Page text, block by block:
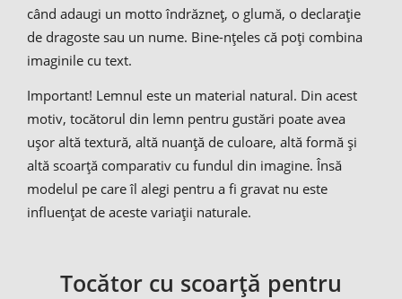
când adaugi un motto îndrăzneț, o glumă, o declarație
de dragoste sau un nume. Bine-nțeles că poți combina
imaginile cu text.
Important! Lemnul este un material natural. Din acest
motiv, tocătorul din lemn pentru gustări poate avea
ușor altă textură, altă nuanță de culoare, altă formă și
altă scoarță comparativ cu fundul din imagine. Însă
modelul pe care îl alegi pentru a fi gravat nu este
influențat de aceste variații naturale.
Tocător cu scoarță pentru